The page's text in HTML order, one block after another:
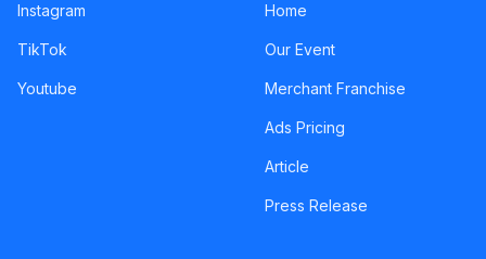
Instagram
TikTok
Youtube
Home
Our Event
Merchant Franchise
Ads Pricing
Article
Press Release